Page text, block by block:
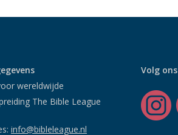
wereldwijde
The Bible League
info@bibleleague.nl
Volg